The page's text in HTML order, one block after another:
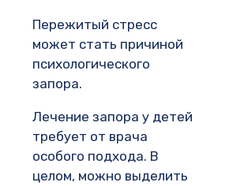
Пережитый стресс
может стать причиной
психологического
запора.
Лечение запора у детей
требует от врача
особого подхода. В
целом, можно выделить